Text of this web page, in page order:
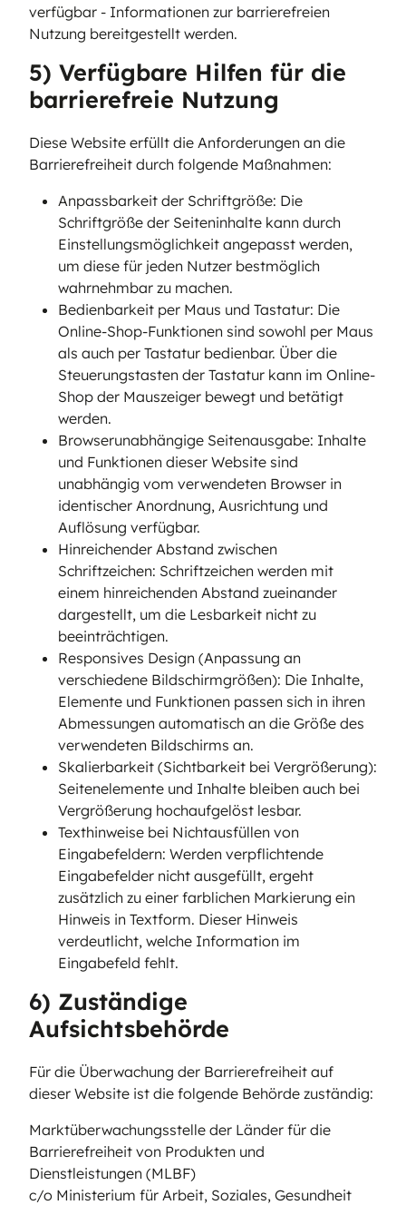
verfügbar - Informationen zur barrierefreien
Nutzung bereitgestellt werden.
5) Verfügbare Hilfen für die
barrierefreie Nutzung
Diese Website erfüllt die Anforderungen an die
Barrierefreiheit durch folgende Maßnahmen:
Anpassbarkeit der Schriftgröße: Die
Schriftgröße der Seiteninhalte kann durch
Einstellungsmöglichkeit angepasst werden,
um diese für jeden Nutzer bestmöglich
wahrnehmbar zu machen.
Bedienbarkeit per Maus und Tastatur: Die
Online-Shop-Funktionen sind sowohl per Maus
als auch per Tastatur bedienbar. Über die
Steuerungstasten der Tastatur kann im Online-
Shop der Mauszeiger bewegt und betätigt
werden.
Browserunabhängige Seitenausgabe: Inhalte
und Funktionen dieser Website sind
unabhängig vom verwendeten Browser in
identischer Anordnung, Ausrichtung und
Auflösung verfügbar.
Hinreichender Abstand zwischen
Schriftzeichen: Schriftzeichen werden mit
einem hinreichenden Abstand zueinander
dargestellt, um die Lesbarkeit nicht zu
beeinträchtigen.
Responsives Design (Anpassung an
verschiedene Bildschirmgrößen): Die Inhalte,
Elemente und Funktionen passen sich in ihren
Abmessungen automatisch an die Größe des
verwendeten Bildschirms an.
Skalierbarkeit (Sichtbarkeit bei Vergrößerung):
Seitenelemente und Inhalte bleiben auch bei
Vergrößerung hochaufgelöst lesbar.
Texthinweise bei Nichtausfüllen von
Eingabefeldern: Werden verpflichtende
Eingabefelder nicht ausgefüllt, ergeht
zusätzlich zu einer farblichen Markierung ein
Hinweis in Textform. Dieser Hinweis
verdeutlicht, welche Information im
Eingabefeld fehlt.
6) Zuständige
Aufsichtsbehörde
Für die Überwachung der Barrierefreiheit auf
dieser Website ist die folgende Behörde zuständig:
Marktüberwachungsstelle der Länder für die
Barrierefreiheit von Produkten und
Dienstleistungen (MLBF)
c/o Ministerium für Arbeit, Soziales, Gesundheit